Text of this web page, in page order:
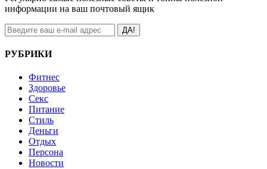
информации на ваш почтовый ящик
ДА!
РУБРИКИ
Фитнес
Здоровье
Секс
Питание
Стиль
Деньги
Отдых
Персона
Новости